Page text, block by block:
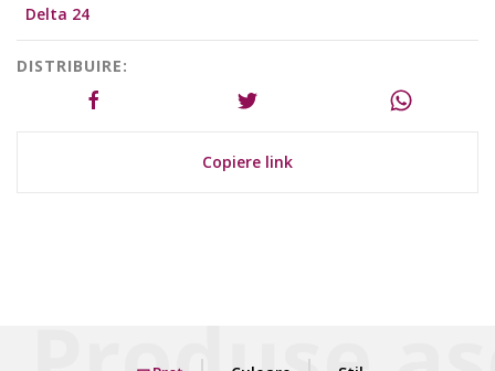
Delta 24
DISTRIBUIRE:
Copiere link